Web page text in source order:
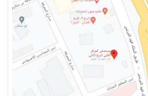
ضعف نظر في العين اليسرى